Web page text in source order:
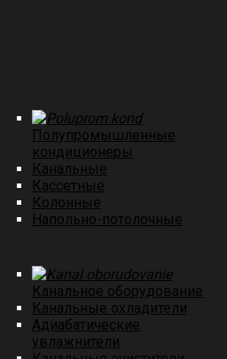
Полупромышленные
кондиционеры
Канальные
Кассетные
Колонные
Напольно-потолочные
Канальное оборудование
Канальные охладители
Адиабатические
увлажнители